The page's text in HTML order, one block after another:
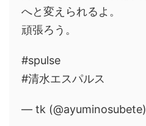
へと変えられるよ。
頑張ろう。
#spulse
#清水エスパルス
— tk (@ayuminosubete)